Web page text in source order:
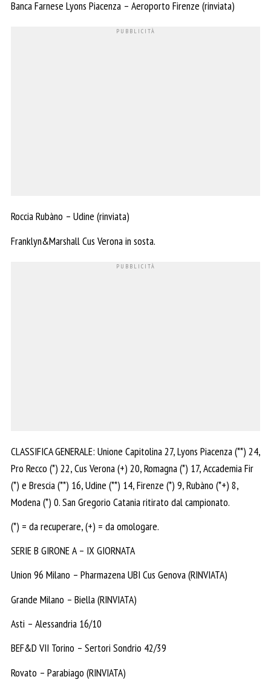
Banca Farnese Lyons Piacenza – Aeroporto Firenze (rinviata)
Roccia Rubàno – Udine (rinviata)
Franklyn&Marshall Cus Verona in sosta.
CLASSIFICA GENERALE: Unione Capitolina 27, Lyons Piacenza (**) 24,
Pro Recco (*) 22, Cus Verona (+) 20, Romagna (*) 17, Accademia Fir
(*) e Brescia (**) 16, Udine (**) 14, Firenze (*) 9, Rubàno (*+) 8,
Modena (*) 0. San Gregorio Catania ritirato dal campionato.
(*) = da recuperare, (+) = da omologare.
SERIE B GIRONE A – IX GIORNATA
Union 96 Milano – Pharmazena UBI Cus Genova (RINVIATA)
Grande Milano – Biella (RINVIATA)
Asti – Alessandria 16/10
BEF&D VII Torino – Sertori Sondrio 42/39
Rovato – Parabiago (RINVIATA)